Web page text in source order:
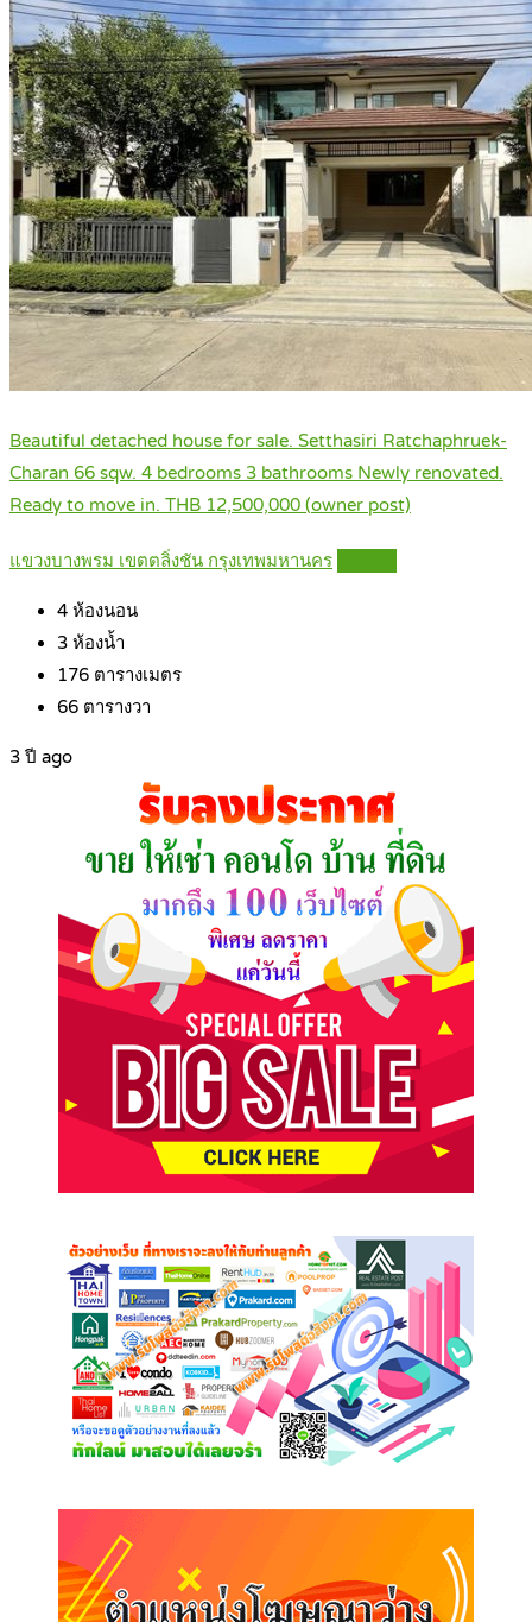
Beautiful detached house for sale. Setthasiri Ratchaphruek-
Charan 66 sqw. 4 bedrooms 3 bathrooms Newly renovated.
Ready to move in. THB 12,500,000 (owner post)
แขวงบางพรม เขตตลิ่งชัน กรุงเทพมหานคร
4 ห้องนอน
3 ห้องน้ำ
176 ตารางเมตร
66 ตารางวา
3 ปี ago